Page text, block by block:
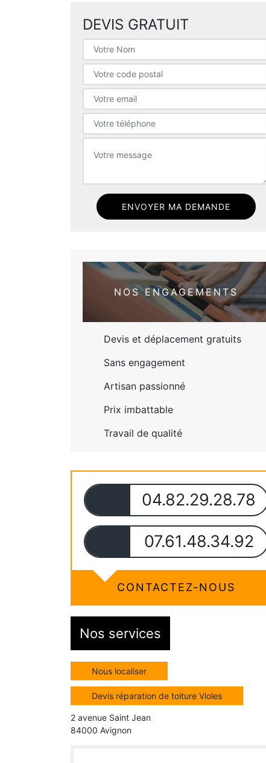
DEVIS GRATUIT
NOS ENGAGEMENTS
Devis et déplacement gratuits
Sans engagement
Artisan passionné
Prix imbattable
Travail de qualité
04.82.29.28.78
07.61.48.34.92
CONTACTEZ-NOUS
Nos services
Nous localiser
Devis réparation de toiture Violes
2 avenue Saint Jean
84000 Avignon